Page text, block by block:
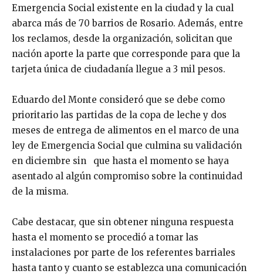
Emergencia Social existente en la ciudad y la cual
abarca más de 70 barrios de Rosario. Además, entre
los reclamos, desde la organización, solicitan que
nación aporte la parte que corresponde para que la
tarjeta única de ciudadanía llegue a 3 mil pesos.
Eduardo del Monte consideró que se debe como
prioritario las partidas de la copa de leche y dos
meses de entrega de alimentos en el marco de una
ley de Emergencia Social que culmina su validación
en diciembre sin que hasta el momento se haya
asentado al algún compromiso sobre la continuidad
de la misma.
Cabe destacar, que sin obtener ninguna respuesta
hasta el momento se procedió a tomar las
instalaciones por parte de los referentes barriales
hasta tanto y cuanto se establezca una comunicación